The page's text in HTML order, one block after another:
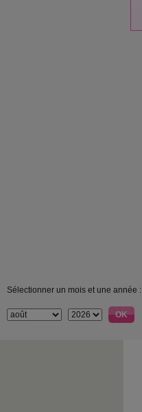
Sélectionner un mois et une année :